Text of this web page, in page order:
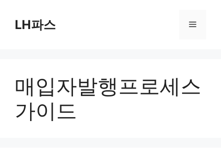
LH파스 메
매입자발행프로세스
가이드